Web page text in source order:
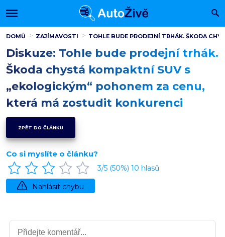
DOMŮ ZAJÍMAVOSTI TOHLE BUDE PRODEJNÍ TRHÁK. ŠKODA
Diskuze: Tohle bude prodejní trhák.
Škoda chystá kompaktní SUV s
„ekologickým“ pohonem za cenu,
která má zostudit konkurenci
ZPĚT DO ČLÁNKU
Co si myslíte o článku?
3/5 (50%) 10 hlasů
Nahlásit chybu